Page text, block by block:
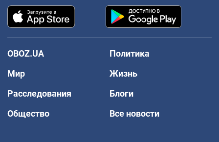
OBOZ.UA
Политика
Мир
Жизнь
Расследования
Блоги
Общество
Все новости